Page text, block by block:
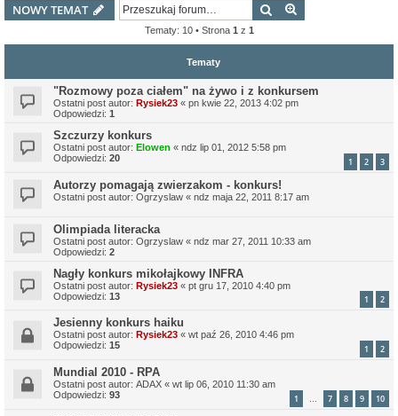
NOWY TEMAT Szukaj
Tematy: 10 • Strona 1 z 1
Tematy
"Rozmowy poza ciałem" na żywo i z konkursem
Ostatni post autor: Rysiek23 « pn kwie 22, 2013 4:02 pm
Odpowiedzi: 1
Szczurzy konkurs
Ostatni post autor: Elowen « ndz lip 01, 2012 5:58 pm
Odpowiedzi: 20 1 2 3
Autorzy pomagają zwierzakom - konkurs!
Ostatni post autor: Ogrzyslaw « ndz maja 22, 2011 8:17 am
Olimpiada literacka
Ostatni post autor: Ogrzyslaw « ndz mar 27, 2011 10:33 am
Odpowiedzi: 2
Nagły konkurs mikołajkowy INFRA
Ostatni post autor: Rysiek23 « pt gru 17, 2010 4:40 pm
Odpowiedzi: 13 1 2
Jesienny konkurs haiku
Ostatni post autor: Rysiek23 « wt paź 26, 2010 4:46 pm
Odpowiedzi: 15 1 2
Mundial 2010 - RPA
Ostatni post autor: ADAX « wt lip 06, 2010 11:30 am
Odpowiedzi: 93 1 … 7 8 9 10